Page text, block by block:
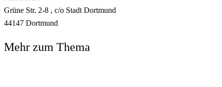
Grüne Str. 2-8 , c/o Stadt Dortmund
44147 Dortmund
Mehr zum Thema